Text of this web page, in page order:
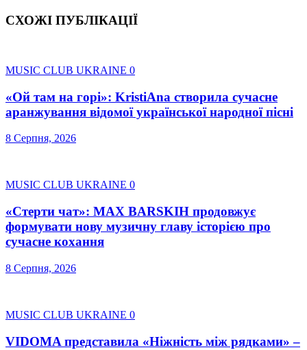
СХОЖІ ПУБЛІКАЦІЇ
MUSIC CLUB UKRAINE 0
«Ой там на горі»: KristiAna створила сучасне
аранжування відомої української народної пісні
8 Серпня, 2026
MUSIC CLUB UKRAINE 0
«Стерти чат»: MAX BARSKIH продовжує
формувати нову музичну главу історією про
сучасне кохання
8 Серпня, 2026
MUSIC CLUB UKRAINE 0
VIDOMA представила «Ніжність між рядками» –